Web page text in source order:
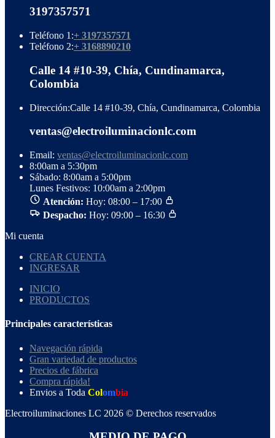
3197357571
Teléfono 1:+ 3197357571
Teléfono 2:+ 3168890210
Calle 14 #10-39, Chía, Cundinamarca,
Colombia
Dirección:Calle 14 #10-39, Chía, Cundinamarca, Colombia
ventas@electroiluminacionlc.com
Email: ventas@electroiluminacionlc.com
8:00am a 5:30pm
Sábado: 8:00am a 5:00pm
Lunes Festivos: 10:00am a 2:00pm
Atención: Hoy: 08:00 – 17:00
Despacho: Hoy: 09:00 – 16:30
Mi cuenta
CREAR CUENTA
INGRESAR
INICIO
PRODUCTOS
Principales características
Navegación rápida
Gran variedad de productos
Precios de fábrica
Compra rápida!
Envios a Toda Colombia
Electroiluminaciones LC 2026 © Derechos reservados